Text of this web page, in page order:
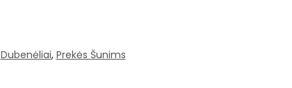
Dubenėliai, Prekės Šunims